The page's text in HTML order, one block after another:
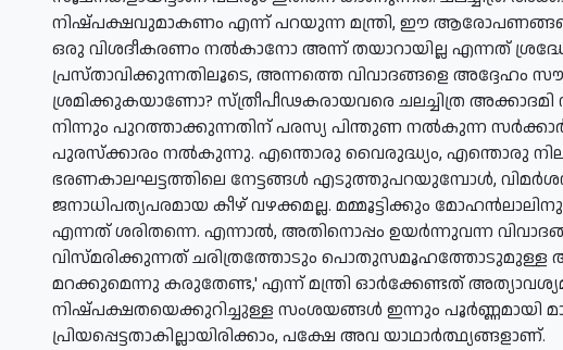
നിഷ്പക്ഷവുമാകണം എന്ന് പറയുന്ന മന്ത്രി, ഈ
ഒരു വിശദീകരണം നല്‍കാനോ അന്ന് തയാറായില്ല എന്നത്
പ്രസ്താവിക്കുന്നതിലൂടെ, അന്നത്തെ വിവാദങ്ങളെ അദ്ദേഹം
ശ്രമിക്കുകയാണോ? സ്ത്രീപീഢകരായവരെ ചലച്ചിത്ര
നിന്നും പുറത്താക്കുന്നതിന് പരസ്യ പിന്തുണ നല്‍കുന്ന
പുരസ്‌ക്കാരം നല്‍കുന്നു. എന്തൊരു വൈരുദ്ധ്യം, എന്തൊരു
ഭരണകാലഘട്ടത്തിലെ നേട്ടങ്ങള്‍ എടുത്തുപറയുമ്പോള്‍,
ജനാധിപത്യപരമായ കീഴ് വഴക്കമല്ല. മമ്മൂട്ടിക്കും
എന്നത് ശരിതന്നെ. എന്നാല്‍, അതിനൊപ്പം ഉയര്‍ന്നുവന്ന
വിസ്മരിക്കുന്നത് ചരിത്രത്തോടും പൊതുസമൂഹത്തോടുമുള്ള
മറക്കുമെന്നു കരുതേണ്ട,' എന്ന് മന്ത്രി ഓര്‍ക്കേണ്ടത്
നിഷ്പക്ഷതയെക്കുറിച്ചുള്ള സംശയങ്ങള്‍ ഇന്നും പൂര്‍ണ്ണമായി
പ്രിയപ്പെട്ടതാകില്ലായിരിക്കാം, പക്ഷേ അവ യാഥാര്‍ത്ഥ്യങ്ങളാണ്.